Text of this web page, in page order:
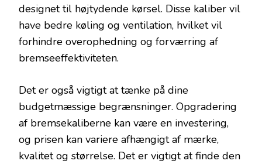
designet til højtydende kørsel. Disse kaliber vil
have bedre køling og ventilation, hvilket vil
forhindre overophedning og forværring af
bremseeffektiviteten.
Det er også vigtigt at tænke på dine
budgetmæssige begrænsninger. Opgradering
af bremsekaliberne kan være en investering,
og prisen kan variere afhængigt af mærke,
kvalitet og størrelse. Det er vigtigt at finde den